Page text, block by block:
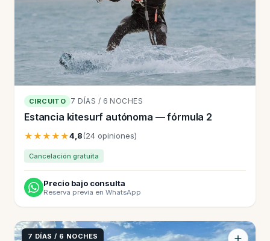
CIRCUITO 7 DÍAS / 6 NOCHES
Estancia kitesurf autónoma — fórmula 2
★★★★★4,8(24 opiniones)
Cancelación gratuita
Precio bajo consulta
Reserva previa en WhatsApp
7 DÍAS / 6 NOCHES